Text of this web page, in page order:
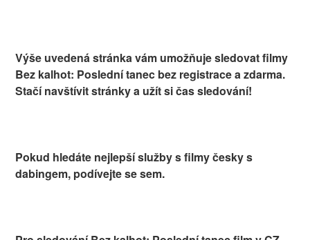
Výše uvedená stránka vám umožňuje sledovat filmy
Bez kalhot: Poslední tanec bez registrace a zdarma.
Stačí navštívit stránky a užít si čas sledování!
Pokud hledáte nejlepší služby s filmy česky s
dabingem, podívejte se sem.